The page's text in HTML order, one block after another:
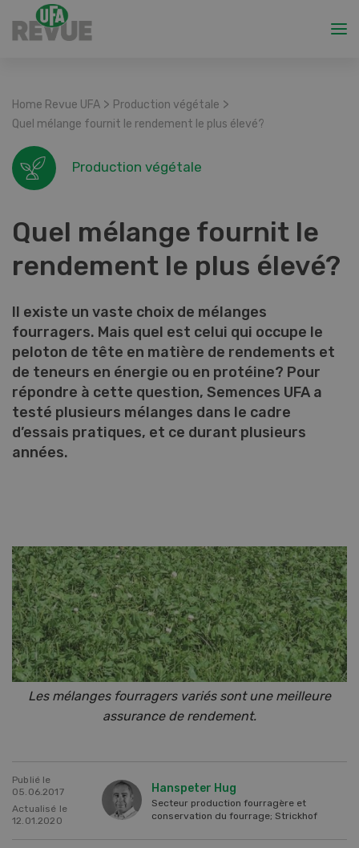
Home Revue UFA > Production végétale >
Quel mélange fournit le rendement le plus élevé?
Production végétale
Quel mélange fournit le
rendement le plus élevé?
Il existe un vaste choix de mélanges
fourragers. Mais quel est celui qui occupe le
peloton de tête en matière de rendements et
de teneurs en énergie ou en protéine? Pour
répondre à cette question, Semences UFA a
testé plusieurs mélanges dans le cadre
d’essais pratiques, et ce durant plusieurs
années.
Les mélanges fourragers variés sont une meilleure
assurance de rendement.
Publié le
05.06.2017
Actualisé le
12.01.2020
Hanspeter Hug
Secteur production fourragère et
conservation du fourrage; Strickhof